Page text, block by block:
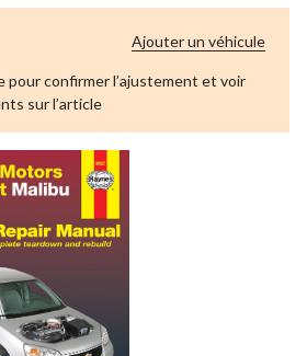
pour confirmer l’ajustement et voir
sur l’article
Ajouter un véhicule